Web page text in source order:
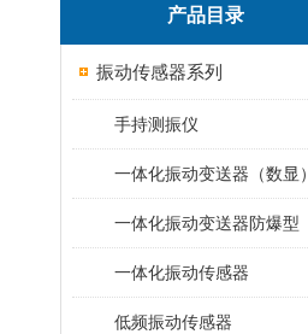
产品目录
振动传感器系列
手持测振仪
一体化振动变送器（数显）
一体化振动变送器防爆型
一体化振动传感器
低频振动传感器